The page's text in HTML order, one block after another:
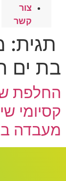
צור
קשר
תגית:
בת ים
החלפת
מעבדה